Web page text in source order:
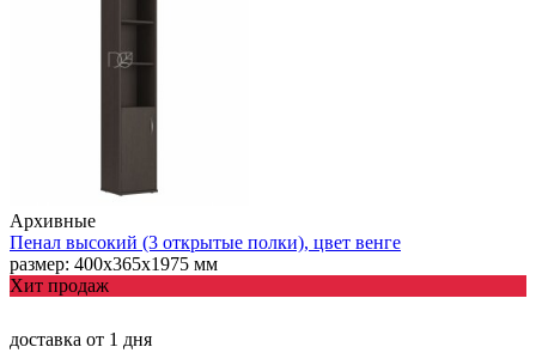
Архивные
Пенал высокий (3 открытые полки), цвет венге
размер: 400х365х1975 мм
Хит продаж
доставка от 1 дня